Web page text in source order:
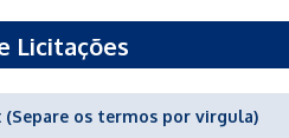
Licitações
(Separe os termos por virgula)